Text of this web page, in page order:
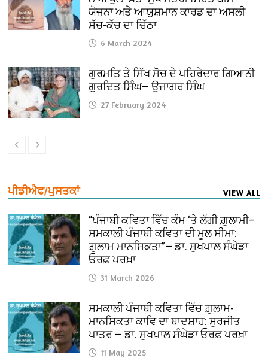
ਯੋਜਨਾ ਅਤੇ ਆਯੁਸ਼ਮਾਨ ਕਾਰਡ ਦਾ ਅਸਲੀ
ਸੱਚ-ਕੱਚ ਦਾ ਚਿੱਠਾ
6 March 2024
ਗੁਰਮਤਿ ਤੇ ਸਿੱਖ ਸੋਚ ਦੇ ਪਹਿਰੇਦਾਰ ਗਿਆਨੀ
ਗੁਰਦਿਤ ਸਿੰਘ— ਉਜਾਗਰ ਸਿੰਘ
27 February 2024
ਪੀਡੀਐਫ/ਪੁਸਤਕਾਂ VIEW ALL
“ਪੰਜਾਬੀ ਕਵਿਤਾ ਵਿੱਚ ਕੰਮ ‘ਤੇ ਲੱਗੀ ਗ਼ੁਲਾਮੀ–
ਸਮਕਾਲੀ ਪੰਜਾਬੀ ਕਵਿਤਾ ਦੀ ਮੂਲ ਸੀਮਾ:
ਗ਼ੁਲਾਮ ਮਾਨਸਿਕਤਾ”— ਡਾ. ਸੁਖਪਾਲ ਸੰਘੇੜਾ
ਓਰਫ਼ ਪਰਖ਼ਾ
31 March 2026
ਸਮਕਾਲੀ ਪੰਜਾਬੀ ਕਵਿਤਾ ਵਿੱਚ ਗ਼ੁਲਾਮ-
ਮਾਨਸਿਕਤਾ ਕਾਵਿ ਦਾ ਬਾਦਸ਼ਾਹ: ਸੁਰਜੀਤ
ਪਾਤਰ — ਡਾ. ਸੁਖਪਾਲ ਸੰਘੇੜਾ ਓਰਫ਼ ਪਰਖ਼ਾ
11 May 2025